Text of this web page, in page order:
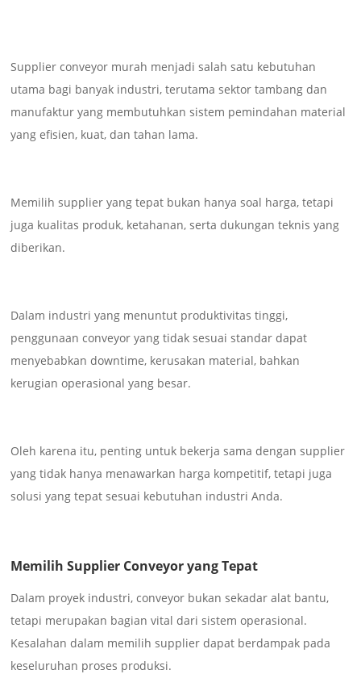
Supplier conveyor murah menjadi salah satu kebutuhan
utama bagi banyak industri, terutama sektor tambang dan
manufaktur yang membutuhkan sistem pemindahan material
yang efisien, kuat, dan tahan lama.
Memilih supplier yang tepat bukan hanya soal harga, tetapi
juga kualitas produk, ketahanan, serta dukungan teknis yang
diberikan.
Dalam industri yang menuntut produktivitas tinggi,
penggunaan conveyor yang tidak sesuai standar dapat
menyebabkan downtime, kerusakan material, bahkan
kerugian operasional yang besar.
Oleh karena itu, penting untuk bekerja sama dengan supplier
yang tidak hanya menawarkan harga kompetitif, tetapi juga
solusi yang tepat sesuai kebutuhan industri Anda.
Memilih Supplier Conveyor yang Tepat
Dalam proyek industri, conveyor bukan sekadar alat bantu,
tetapi merupakan bagian vital dari sistem operasional.
Kesalahan dalam memilih supplier dapat berdampak pada
keseluruhan proses produksi.